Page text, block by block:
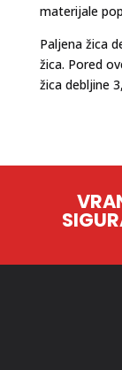
materijale
Paljena žica
žica. Pored
žica debljine